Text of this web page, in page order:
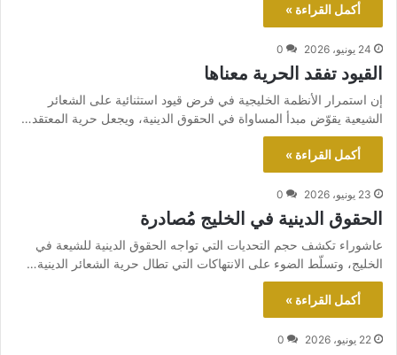
أكمل القراءة »
24 يونيو، 2026 0
القيود تفقد الحرية معناها
إن استمرار الأنظمة الخليجية في فرض قيود استثنائية على الشعائر
الشيعية يقوّض مبدأ المساواة في الحقوق الدينية، ويجعل حرية المعتقد…
أكمل القراءة »
23 يونيو، 2026 0
الحقوق الدينية في الخليج مُصادرة
عاشوراء تكشف حجم التحديات التي تواجه الحقوق الدينية للشيعة في
الخليج، وتسلّط الضوء على الانتهاكات التي تطال حرية الشعائر الدينية…
أكمل القراءة »
22 يونيو، 2026 0